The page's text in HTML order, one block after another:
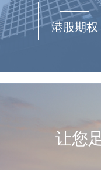
港股期权
让您